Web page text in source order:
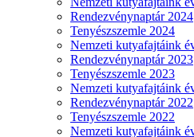
Rendezvénynaptár 2024
Tenyészszemle 2024
Nemzeti kutyafajtáink
Rendezvénynaptár 2023
Tenyészszemle 2023
Nemzeti kutyafajtáink
Rendezvénynaptár 2022
Tenyészszemle 2022
Nemzeti kutyafajtáink